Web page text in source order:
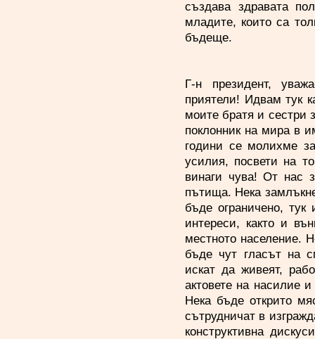
създава здравата
младите, които са
бъдеще.
Г-н президент,
приятели! Идвам тук
моите братя и сестри
поклонник на мира в
години се молихме
усилия, посвети на
винаги чува! От нас
пътища. Нека
бъде ограничено,
интереси, както и
местното население.
бъде чут гласът на
искат да живеят,
актовете на насилие
Нека бъде открито
сътрудничат в
конструктивна